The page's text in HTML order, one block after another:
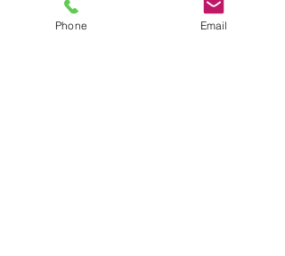
de este tipo de oliva. Es un aceite de gran
valor y su principal característica
Phone Email